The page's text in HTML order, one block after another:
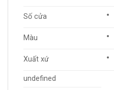
Số cửa
Màu
Xuất xứ
undefined